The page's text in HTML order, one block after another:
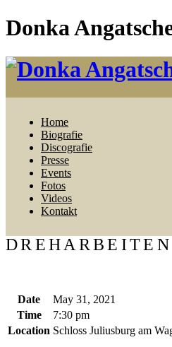
Donka
Home
Biografie
Discografie
Presse
Events
Fotos
Videos
Kontakt
Date
May 31, 2021
Time
7:30 pm
Location Schloss Juliusburg am